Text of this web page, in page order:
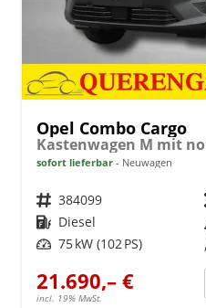
Opel Combo Cargo
sofort lieferbar Neuwagen
Fahrzeugnr. 384099
Kraftstoff Diesel
Leistung 75 kW (102 PS)
21.690,– €
incl. 19% MwSt.